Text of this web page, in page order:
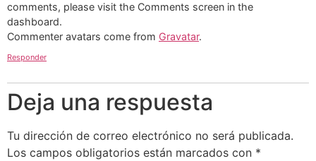
comments, please visit the Comments screen in the
dashboard.
Commenter avatars come from Gravatar.
Responder
Deja una respuesta
Tu dirección de correo electrónico no será publicada.
Los campos obligatorios están marcados con *